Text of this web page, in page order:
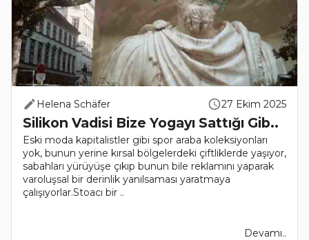
Helena Schäfer 27 Ekim 2025
Silikon Vadisi Bize Yogayı Sattığı Gib..
Eski moda kapitalistler gibi spor araba koleksiyonları
yok, bunun yerine kırsal bölgelerdeki çiftliklerde yaşıyor,
sabahları yürüyüşe çıkıp bunun bile reklamını yaparak
varoluşsal bir derinlik yanılsaması yaratmaya
çalışıyorlar.Stoacı bir ..
Devamı..